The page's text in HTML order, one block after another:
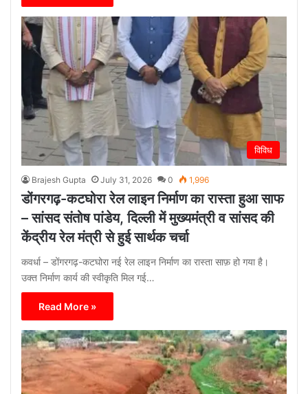
विविध
Brajesh Gupta July 31, 2026 0 1,996
डोंगरगढ़-कटघोरा रेल लाइन निर्माण का रास्ता हुआ साफ
– सांसद संतोष पांडेय, दिल्ली में मुख्यमंत्री व सांसद की
केंद्रीय रेल मंत्री से हुई सार्थक चर्चा
कवर्धा – डोंगरगढ़-कटघोरा नई रेल लाइन निर्माण का रास्ता साफ़ हो गया है।
उक्त निर्माण कार्य की स्वीकृति मिल गई…
Read More »